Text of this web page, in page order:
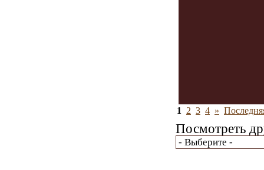
1 2 3 4 »
Посмотреть